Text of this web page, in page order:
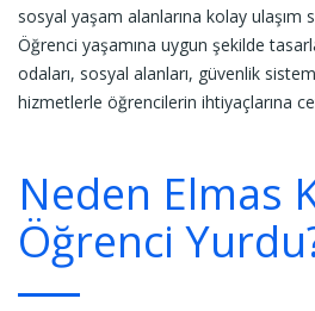
sosyal yaşam alanlarına kolay ulaşım
Öğrenci yaşamına uygun şekilde
odaları, sosyal alanları, güvenlik
hizmetlerle öğrencilerin ihtiyaçlarına
Neden Elmas
Öğrenci